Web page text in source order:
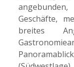
Geschäfte,
breites